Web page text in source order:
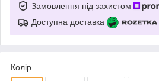
Замовлення під захистом
Доступна доставка
Колір